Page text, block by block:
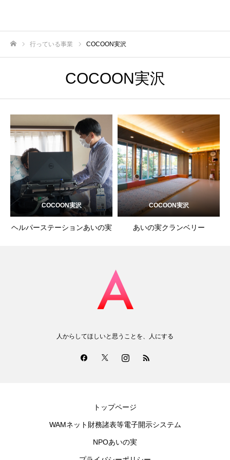
行っている事業 COCOON実沢
COCOON実沢
COCOON実沢
ヘルパーステーションあいの実
COCOON実沢
あいの実クランベリー
人からしてほしいと思うことを、人にする
トップページ
WAMネット財務諸表等電子開示システム
NPOあいの実